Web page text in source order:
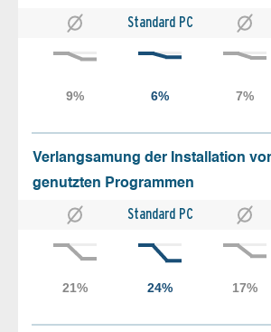
Standard PC
Verlangsamung der Installation
genutzten Programmen
Standard PC